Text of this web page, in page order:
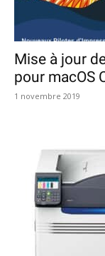
Mise à jour
pour macOS
1 novembre 2019